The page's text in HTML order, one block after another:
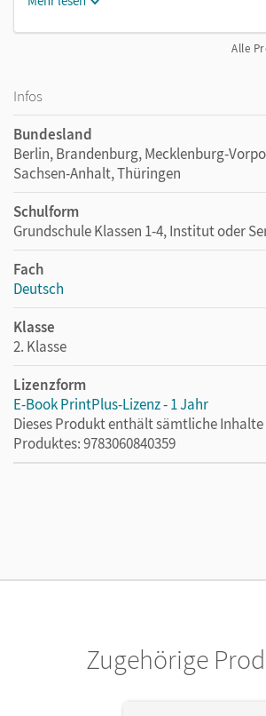
Alle
Infos
Bundesland
Berlin, Brandenburg, Mecklenburg-
Sachsen-Anhalt, Thüringen
Schulform
Grundschule Klassen 1-4, Institut oder
Fach
Deutsch
Klasse
2. Klasse
Lizenzform
E-Book PrintPlus-Lizenz - 1 Jahr
Dieses Produkt enthält sämtliche Inhalte
Produktes: 9783060840359
ein Jahr lang ergänzend zum Print-Titel
Cornelsen: VWVZugehörige